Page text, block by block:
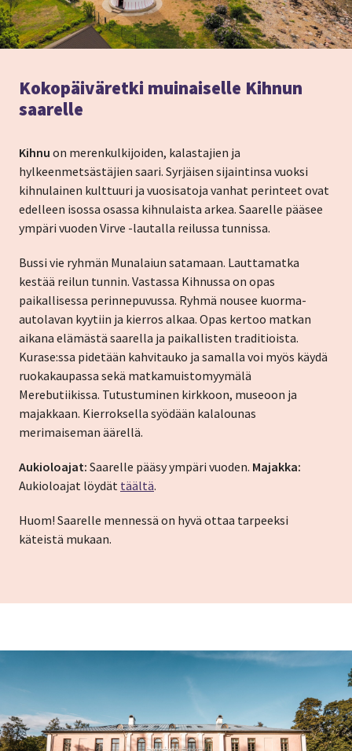
Kokopäiväretki muinaiselle Kihnun
saarelle
Kihnu on merenkulkijoiden, kalastajien ja
hylkeenmetsästäjien saari. Syrjäisen sijaintinsa vuoksi
kihnulainen kulttuuri ja vuosisatoja vanhat perinteet ovat
edelleen isossa osassa kihnulaista arkea. Saarelle pääsee
ympäri vuoden Virve -lautalla reilussa tunnissa.
Bussi vie ryhmän Munalaiun satamaan. Lauttamatka
kestää reilun tunnin. Vastassa Kihnussa on opas
paikallisessa perinnepuvussa. Ryhmä nousee kuorma-
autolavan kyytiin ja kierros alkaa. Opas kertoo matkan
aikana elämästä saarella ja paikallisten traditioista.
Kurase:ssa pidetään kahvitauko ja samalla voi myös käydä
ruokakaupassa sekä matkamuistomyymälä
Merebutiikissa. Tutustuminen kirkkoon, museoon ja
majakkaan. Kierroksella syödään kalalounas
merimaiseman äärellä.
Aukioloajat: Saarelle pääsy ympäri vuoden. Majakka:
Aukioloajat löydät täältä.
Huom! Saarelle mennessä on hyvä ottaa tarpeeksi
käteistä mukaan.